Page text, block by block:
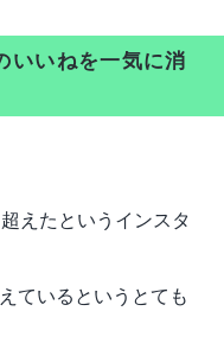
いねを一気に消
えたというインスタ
ているというとても